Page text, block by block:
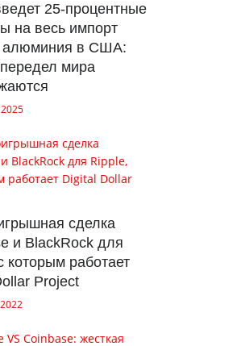
25-процентные
на весь импорт
алюминия в США:
мира
сделка
и BlackRock для
которым работает
Project